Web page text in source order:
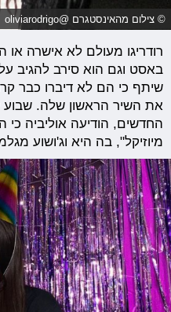
© צילום מהאינסטגרם @oliviarodrigo
רודריגו מעולם לא אישרה או
באסט וגם הוא סירב להגיב
שיתף כי הם לא דיברו כבר
את השיר הראשון שלה. שבוע
החדשים, הודיעה אוליביה כי
מיוזיקל", בה היא וג'ושוע